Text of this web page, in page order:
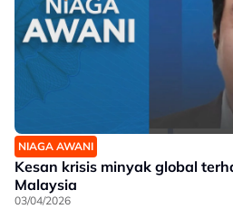
NIAGA AWANI
Kesan krisis minyak global
Malaysia
03/04/2026